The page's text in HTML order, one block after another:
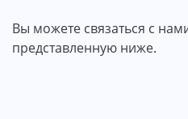
Вы можете связаться с
представленную ниже.